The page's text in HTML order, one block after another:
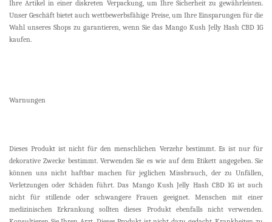
Ihre Artikel in einer diskreten Verpackung, um Ihre Sicherheit zu gewährleisten.
Unser Geschäft bietet auch wettbewerbsfähige Preise, um Ihre Einsparungen für die
Wahl unseres Shops zu garantieren, wenn Sie das Mango Kush Jelly Hash CBD 1G
kaufen.
Warnungen
Dieses Produkt ist nicht für den menschlichen Verzehr bestimmt. Es ist nur für
dekorative Zwecke bestimmt. Verwenden Sie es wie auf dem Etikett angegeben. Sie
können uns nicht haftbar machen für jeglichen Missbrauch, der zu Unfällen,
Verletzungen oder Schäden führt. Das Mango Kush Jelly Hash CBD 1G ist auch
nicht für stillende oder schwangere Frauen geeignet. Menschen mit einer
medizinischen Erkrankung sollten dieses Produkt ebenfalls nicht verwenden.